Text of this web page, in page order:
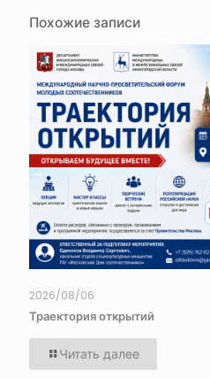
Похожие записи
2026/08/06
Траектория открытий
Читать далее